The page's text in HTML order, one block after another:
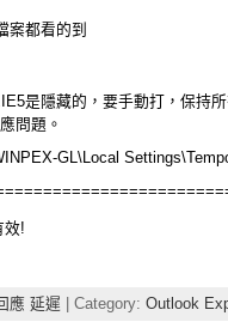
案都看的到
是隱藏的，要手動打，保持
問題。
GL\Local
效!
應 延遲 | Category: Outlook